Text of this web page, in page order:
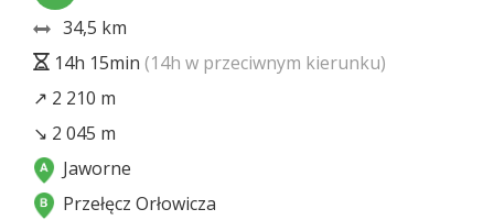
34,5 km
14h 15min (14h w przeciwnym kierunku)
↗ 2 210 m
↘ 2 045 m
Jaworne
Przełęcz Orłowicza